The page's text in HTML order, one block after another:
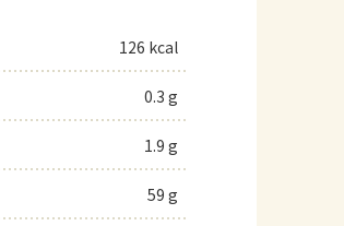
126 kcal
0.3 g
1.9 g
59 g